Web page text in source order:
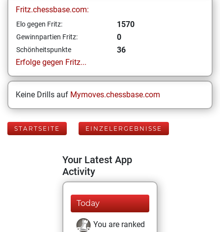
Fritz.chessbase.com:
Elo gegen Fritz: 1570
Gewinnpartien Fritz: 0
Schönheitspunkte
36
Erfolge gegen Fritz...
Keine Drills auf Mymoves.chessbase.com
STARTSEITE EINZELERGEBNISSE
Your Latest App
Activity
Today
You are ranked